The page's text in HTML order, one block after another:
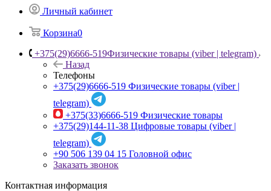
Личный кабинет
Корзина0
+375(29)6666-519Физические товары (viber | telegram)
Назад
Телефоны
+375(29)6666-519 Физические товары (viber |
telegram)
+375(33)6666-519 Физические товары
+375(29)144-11-38 Цифровые товары (viber |
telegram)
+90 506 139 04 15 Головной офис
Заказать звонок
Контактная информация